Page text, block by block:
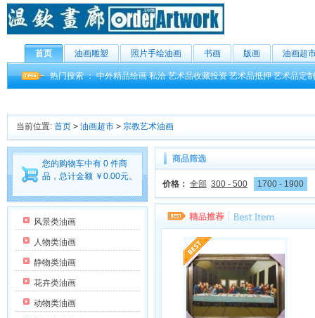
首页 油画雕塑 照片手绘油画 书画 版画 油画超
热门搜索 ：中外精品绘画 私洽 艺术品收藏投资 艺术品抵押 艺术品定制
当前位置: 首页 > 油画超市 > 宗教艺术油画
您的购物车中有 0 件商
品，总计金额 ￥0.00元。
风景类油画
人物类油画
静物类油画
花卉类油画
动物类油画
商品筛选
价格： 全部 300 - 500 1700 - 1900